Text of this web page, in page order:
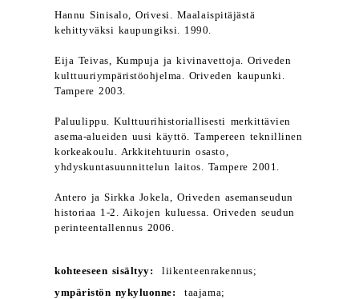
Hannu Sinisalo, Orivesi. Maalaispitäjästä
kehittyväksi kaupungiksi. 1990.
Eija Teivas, Kumpuja ja kivinavettoja. Oriveden
kulttuuriympäristöohjelma. Oriveden kaupunki.
Tampere 2003.
Paluulippu. Kulttuurihistoriallisesti merkittävien
asema-alueiden uusi käyttö. Tampereen teknillinen
korkeakoulu. Arkkitehtuurin osasto,
yhdyskuntasuunnittelun laitos. Tampere 2001.
Antero ja Sirkka Jokela, Oriveden asemanseudun
historiaa 1-2. Aikojen kuluessa. Oriveden seudun
perinteentallennus 2006.
kohteeseen sisältyy: liikenteenrakennus;
ympäristön nykyluonne: taajama;